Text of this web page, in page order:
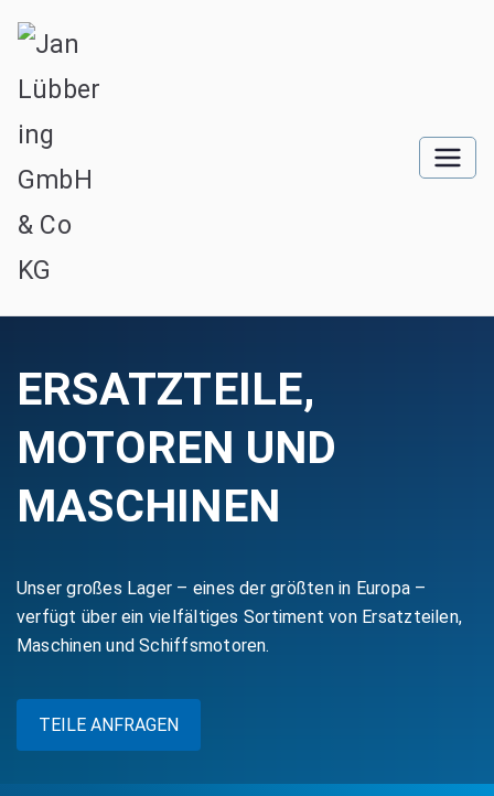
ERSATZTEILE,
MOTOREN UND
MASCHINEN
Unser großes Lager – eines der größten in Europa –
verfügt über ein vielfältiges Sortiment von Ersatzteilen,
Maschinen und Schiffsmotoren.
TEILE ANFRAGEN